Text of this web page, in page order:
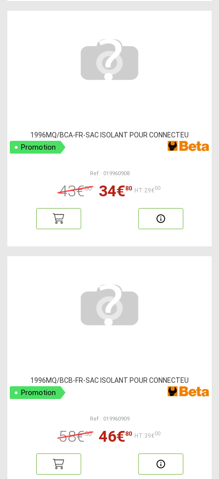
1996MQ/BCA-FR-SAC ISOLANT POUR CONNECTEU
Promotion
Ref : 019960908
43€50 34€80 HT:29€00
1996MQ/BCB-FR-SAC ISOLANT POUR CONNECTEU
Promotion
Ref : 019960909
58€50 46€80 HT:39€00